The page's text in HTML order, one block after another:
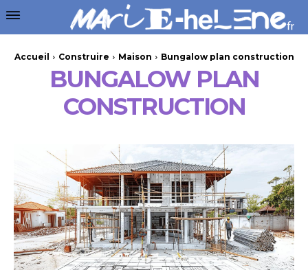
Accueil Construire Maison Bungalow plan construction
BUNGALOW PLAN
CONSTRUCTION